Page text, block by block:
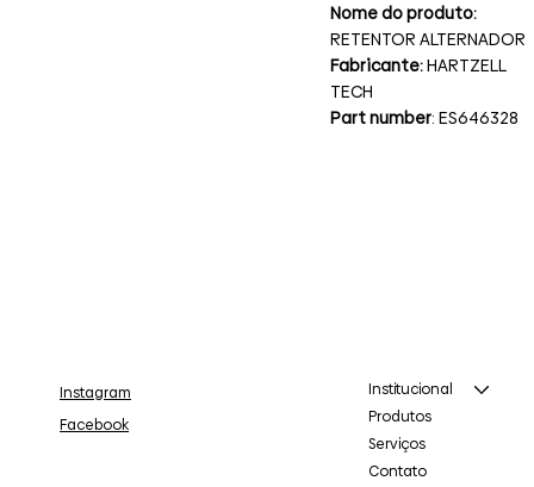
Nome do produto:
RETENTOR ALTERNADOR
Fabricante:HARTZELL
TECH
Part number: ES646328
Institucional
Produtos
Serviços
Contato
Instagram
Facebook